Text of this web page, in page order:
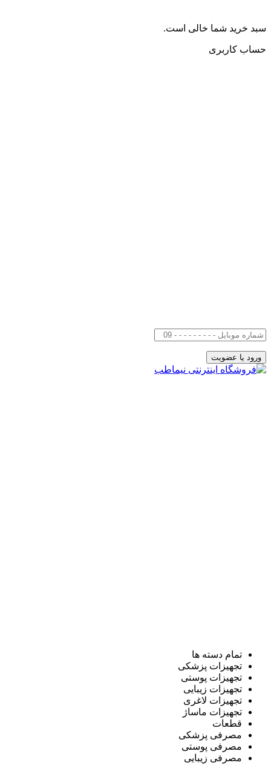
سبد خرید شما خالی است.
حساب کاربری
تمام دسته ها
تجهیزات پزشکی
تجهیزات پوستی
تجهیزات زیبایی
تجهیزات لاغری
تجهیزات ماساژ
قطعات
مصرفی پزشکی
مصرفی پوستی
مصرفی زیبایی